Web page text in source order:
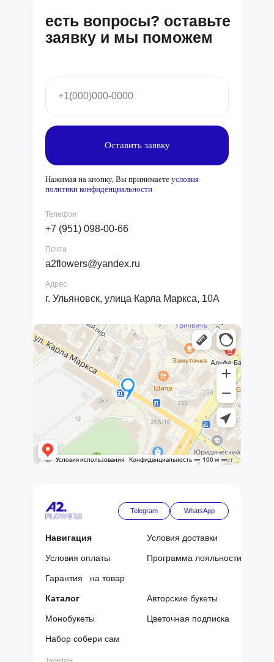
есть вопросы? оставьте
заявку и мы поможем
Оставить заявку
Нажимая на кнопку, Вы принимаете условия
политики конфиденциальности
a2flowers@yandex.ru
Почта
г. Ульяновск, улица Карла Маркса, 10А
Адрес
+7 (951) 098-00-66
Телефон
Телефон
Каталог
Монобукеты
Авторские букеты
Цветочная подписка
Набор собери сам
Программа лояльности
Гарантия на товар
Условия доставки
Условия оплаты
Навигация
WhatsApp
Telegram